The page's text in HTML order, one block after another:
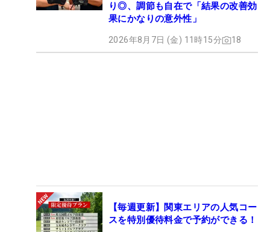
り◎、調節も自在で「結果の改善効
果にかなりの意外性」
2026年8月7日 (金) 11時15分 18
【毎週更新】関東エリアの人気コー
スを特別優待料金で予約ができる！